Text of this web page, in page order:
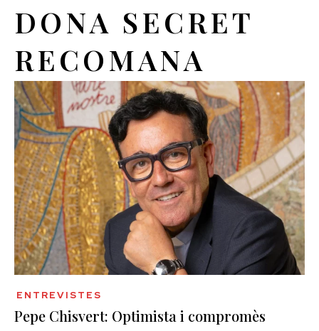
DONA SECRET
RECOMANA
ENTREVISTES
Pepe Chisvert: Optimista i compromès